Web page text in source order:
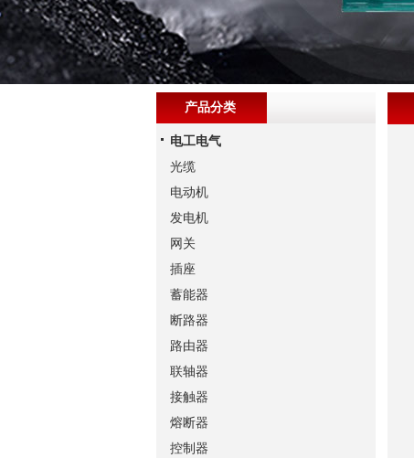
产品分类
电工电气
光缆
电动机
发电机
网关
插座
蓄能器
断路器
路由器
联轴器
接触器
熔断器
控制器